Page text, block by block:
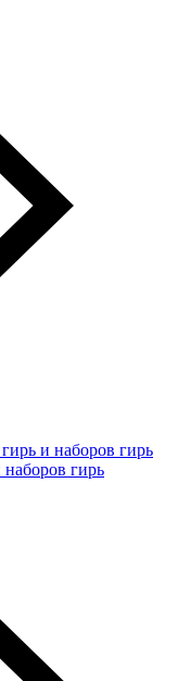
и наборов гирь
гирь